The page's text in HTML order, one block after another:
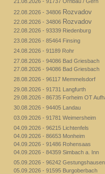
22.08.2026 - 34806 Rozvadov
22.08.2026 - 34806 Rozvadov
22.08.2026 - 93339 Riedenburg
23.08.2026 - 85464 Finsing
24.08.2026 - 91189 Rohr
27.08.2026 - 94086 Bad Griesbach
27.08.2026 - 94086 Bad Griesbach
28.08.2026 - 96117 Memmelsdorf
29.08.2026 - 91731 Langfurth
29.08.2026 - 86735 Forheim OT
30.08.2026 - 94405 Landau
03.09.2026 - 91781 Weimersheim
04.09.2026 - 96215 Lichtenfels
04.09.2026 - 86653 Monheim
04.09.2026 - 91486 Rohensaas
04.09.2026 - 84359 Simbach a. Inn
05.09.2026 - 96242 Gestungshausen
05.09.2026 - 91595 Burgoberbach